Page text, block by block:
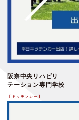
阪奈中央リハビリ
テーション専門学校
【キッチンカー】